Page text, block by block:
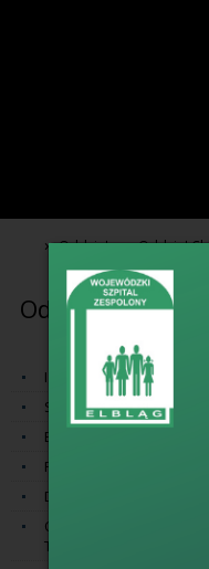
› Oddziały › Oddział
Oddziały
Izba Przyjęć
Szpitalny Oddział
Blok Operacyjny
Położniczy Obszar
Dział Ratownictwa
Oddział Anestezjologii i
Terapii